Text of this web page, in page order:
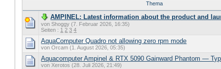
Thema
AMPINEL: Latest information about the product and
von Shoggy (7. Februar 2026, 16:35)
Seiten : 1 2 3 4
AquaComputer Quadro not allowing zero rpm mode
von Orcam (1. August 2026, 05:35)
Aquacomputer Ampinel & RTX 5090 Gainward Phantom —
von Xerotos (28. Juli 2026, 21:49)